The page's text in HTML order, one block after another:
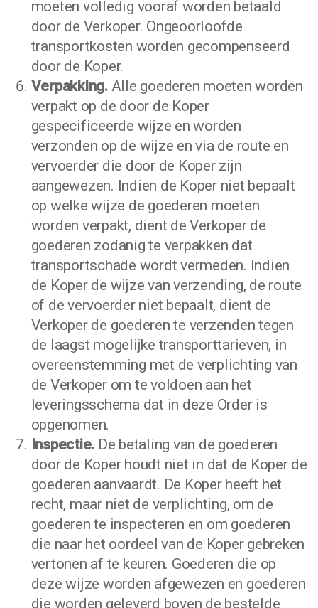
moeten volledig vooraf worden betaald
door de Verkoper. Ongeoorloofde
transportkosten worden gecompenseerd
door de Koper.
Verpakking. Alle goederen moeten worden
verpakt op de door de Koper
gespecificeerde wijze en worden
verzonden op de wijze en via de route en
vervoerder die door de Koper zijn
aangewezen. Indien de Koper niet bepaalt
op welke wijze de goederen moeten
worden verpakt, dient de Verkoper de
goederen zodanig te verpakken dat
transportschade wordt vermeden. Indien
de Koper de wijze van verzending, de route
of de vervoerder niet bepaalt, dient de
Verkoper de goederen te verzenden tegen
de laagst mogelijke transporttarieven, in
overeenstemming met de verplichting van
de Verkoper om te voldoen aan het
leveringsschema dat in deze Order is
opgenomen.
Inspectie. De betaling van de goederen
door de Koper houdt niet in dat de Koper de
goederen aanvaardt. De Koper heeft het
recht, maar niet de verplichting, om de
goederen te inspecteren en om goederen
die naar het oordeel van de Koper gebreken
vertonen af te keuren. Goederen die op
deze wijze worden afgewezen en goederen
die worden geleverd boven de bestelde